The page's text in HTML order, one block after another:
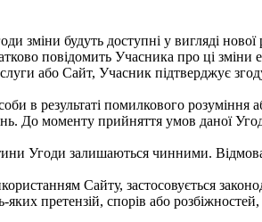
зміни будуть доступні у вигляді
повідомить Учасника про ці
або Сайт, Учасник підтверджує
в результаті помилкового розуміння
До моменту прийняття умов даної
Угоди залишаються чинними.
Сайту, застосовується
претензій, спорів або